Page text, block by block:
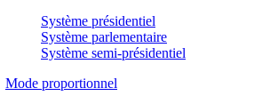
Système présidentiel
Système parlementaire
Système semi-présidentiel
Mode proportionnel